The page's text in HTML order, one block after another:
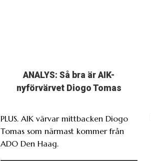
ANALYS: Så bra är AIK-
nyförvärvet Diogo Tomas
PLUS. AIK värvar mittbacken Diogo
Tomas som närmast kommer från
ADO Den Haag.